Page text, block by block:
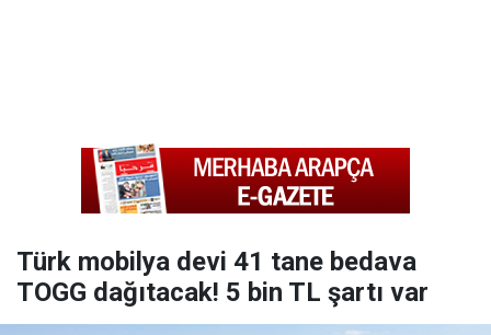
Türk mobilya devi 41 tane bedava
TOGG dağıtacak! 5 bin TL şartı var